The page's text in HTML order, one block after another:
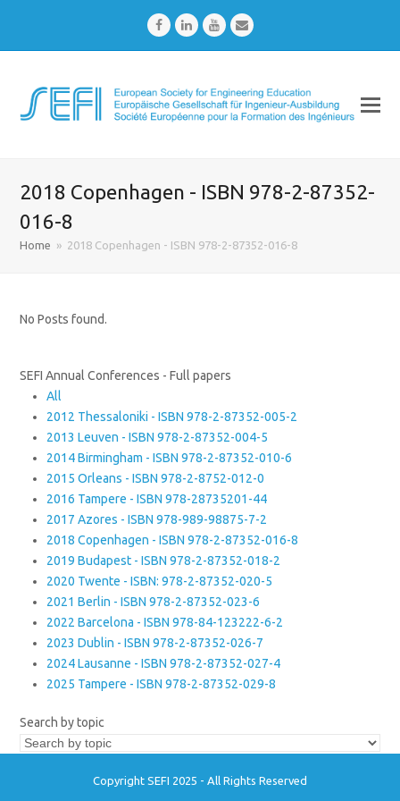
FacebookLinkedInYoutubeEmail
2018 Copenhagen - ISBN 978-2-87352-
016-8
Home » 2018 Copenhagen - ISBN 978-2-87352-016-8
No Posts found.
SEFI Annual Conferences - Full papers
All
2012 Thessaloniki - ISBN 978-2-87352-005-2
2013 Leuven - ISBN 978-2-87352-004-5
2014 Birmingham - ISBN 978-2-87352-010-6
2015 Orleans - ISBN 978-2-8752-012-0
2016 Tampere - ISBN 978-28735201-44
2017 Azores - ISBN 978-989-98875-7-2
2018 Copenhagen - ISBN 978-2-87352-016-8
2019 Budapest - ISBN 978-2-87352-018-2
2020 Twente - ISBN: 978-2-87352-020-5
2021 Berlin - ISBN 978-2-87352-023-6
2022 Barcelona - ISBN 978-84-123222-6-2
2023 Dublin - ISBN 978-2-87352-026-7
2024 Lausanne - ISBN 978-2-87352-027-4
2025 Tampere - ISBN 978-2-87352-029-8
Search by topic
Copyright SEFI 2025 - All Rights Reserved